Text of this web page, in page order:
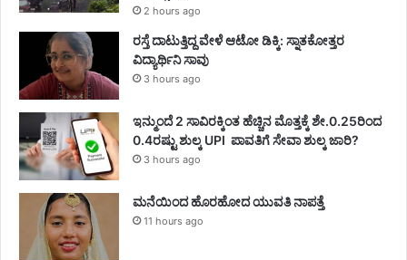
2 hours ago
ರಸ್ತೆ ದಾಟುತ್ತಿದ್ದ ವೇಳೆ ಆಟೋ ಡಿಕ್ಕಿ: ಸ್ನಾತಕೋತ್ತರ
ವಿದ್ಯಾರ್ಥಿನಿ ಸಾವು
3 hours ago
ಇನ್ಮುಂದೆ 2 ಸಾವಿರಕ್ಕಿಂತ ಹೆಚ್ಚಿನ ಮೊತ್ತಕ್ಕೆ ಶೇ.0.25ರಿಂದ
0.4ರಷ್ಟು ಶುಲ್ಕ UPI ಪಾವತಿಗೆ ಸೇವಾ ಶುಲ್ಕ ಜಾರಿ?
3 hours ago
ಮನೆಯಿಂದ ಹೊರಹೋದ ಯುವತಿ ನಾಪತ್ತೆ
11 hours ago